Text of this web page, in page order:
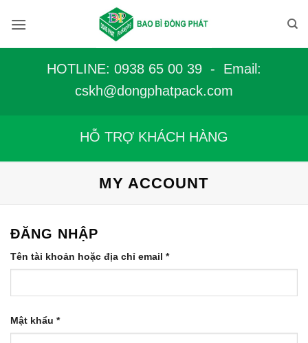
qua
HOTLINE: 0938 65 00 39 - Email:
cskh@dongphatpack.com
HỖ TRỢ KHÁCH HÀNG
MY ACCOUNT
ĐĂNG NHẬP
Tên tài khoản hoặc địa chỉ email *Bắt
buộc
Mật khẩu *Bắt
buộc